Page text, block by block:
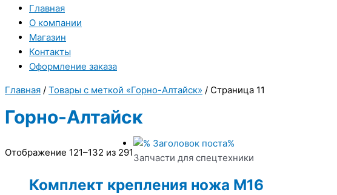
Главная
О компании
Магазин
Контакты
Оформление заказа
Главная / Товары с меткой «Горно-Алтайск» / Страница 11
Горно-Алтайск
Отображение 121–132 из 291Запчасти для спецтехники
Комплект крепления ножа М16